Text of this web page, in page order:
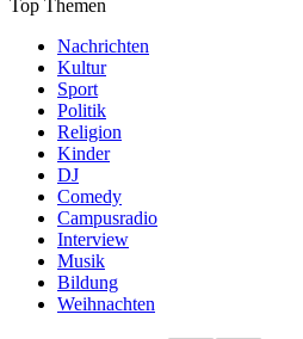
Top Themen
Nachrichten
Kultur
Sport
Politik
Religion
Kinder
DJ
Comedy
Campusradio
Interview
Musik
Bildung
Weihnachten